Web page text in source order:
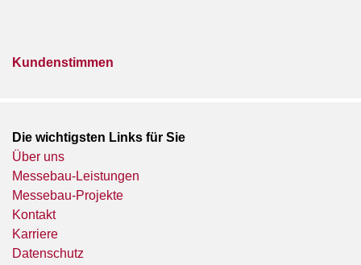
Kundenstimmen
Die wichtigsten Links für Sie
Über uns
Messebau-Leistungen
Messebau-Projekte
Kontakt
Karriere
Datenschutz